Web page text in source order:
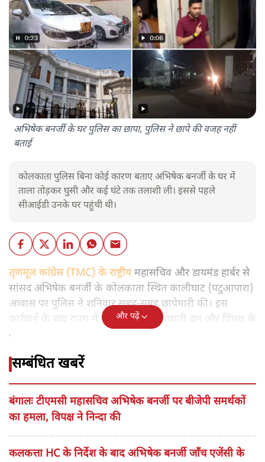
अभिषेक बनर्जी के घर पुलिस का छापा, पुलिस ने छापे की वजह नहीं
बताई
कोलकाता पुलिस बिना कोई कारण बताए अभिषेक बनर्जी के घर में
ताला तोड़कर घुसी और कई घंटे तक तलाशी ली। इससे पहले
सीआईडी उनके घर पहुंची थी।
तृणमूल कांग्रेस (TMC) के राष्ट्रीयमहासचिव और डायमंड हार्बर से
सांसद अभिषेक बनर्जी के कोलकाता स्थित कालीघाट (पटुआपारा)
आवास पर पुलिस ने शनिवार सुबह-सुबह छापेमारी की। इस
कार्रवाई के बाद राज्य में एक बार फिर सत्ताधारी दल और विपक्ष के
बीच राजनीतिक टकराव चरम पर पहुंच गया है।
और पढ़ें
सम्बंधित खबरें
बंगालः टीएमसी महासचिव अभिषेक बनर्जी पर बीजेपी समर्थकों
का हमला, विपक्ष ने निन्दा की
कलकत्ता HC के निर्देश के बाद अभिषेक बनर्जी जाँच एजेंसी के